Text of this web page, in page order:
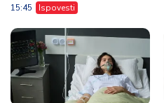
15:45 Ispovesti